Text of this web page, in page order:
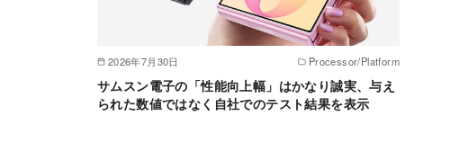
2026年7月30日 Processor/Platform
サムスン電子の「性能向上幅」はかなり誠実、与え
られた数値ではなく自社でのテスト結果を表示